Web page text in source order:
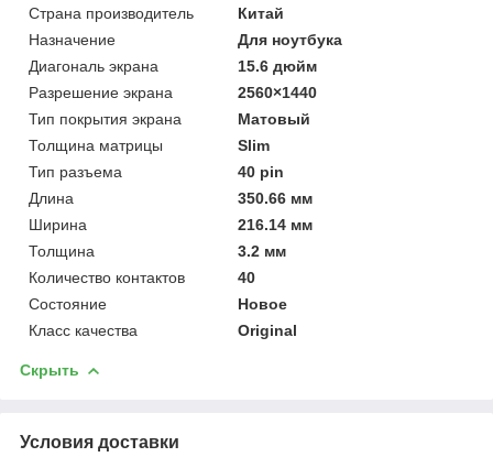
Страна производитель
Китай
Назначение
Для ноутбука
Диагональ экрана
15.6 дюйм
Разрешение экрана
2560×1440
Тип покрытия экрана
Матовый
Толщина матрицы
Slim
Тип разъема
40 pin
Длина
350.66 мм
Ширина
216.14 мм
Толщина
3.2 мм
Количество контактов
40
Состояние
Новое
Класс качества
Original
Скрыть
Условия доставки